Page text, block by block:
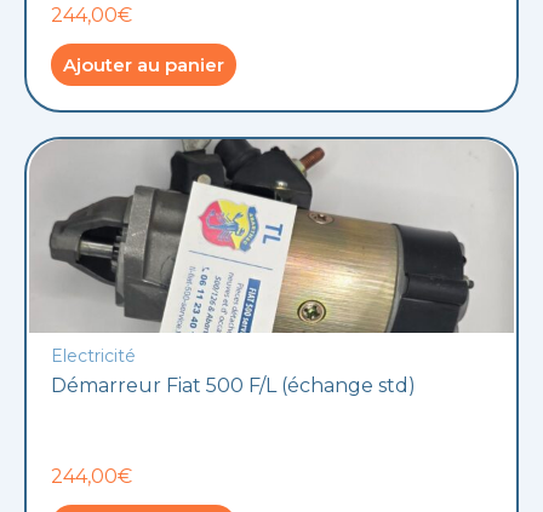
244,00€
Ajouter au panier
Electricité
Démarreur Fiat 500 F/L (échange std)
244,00€